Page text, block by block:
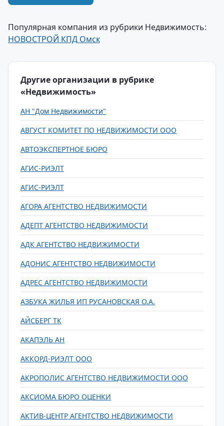
Популярная компания из рубрики Недвижимость:
НОВОСТРОЙ КПД Омск
Другие организации в рубрике
«Недвижимость»
AH "Дом Недвижимости"
АВГУСТ КОМИТЕТ ПО НЕДВИЖИМОСТИ ООО
АВТОЭКСПЕРТНОЕ БЮРО
АГИС-РИЭЛТ
АГИС-РИЭЛТ
АГОРА АГЕНТСТВО НЕДВИЖИМОСТИ
АДЕПТ АГЕНТСТВО НЕДВИЖИМОСТИ
АДК АГЕНТСТВО НЕДВИЖИМОСТИ
АДОНИС АГЕНТСТВО НЕДВИЖИМОСТИ
АДРЕС АГЕНТСТВО НЕДВИЖИМОСТИ
АЗБУКА ЖИЛЬЯ ИП РУСАНОВСКАЯ О.А.
АЙСБЕРГ ТК
АКАПЭЛЬ АН
АККОРД-РИЭЛТ ООО
АКРОПОЛИС АГЕНТСТВО НЕДВИЖИМОСТИ ООО
АКСИОМА БЮРО ОЦЕНКИ
АКТИВ-ЦЕНТР АГЕНТСТВО НЕДВИЖИМОСТИ